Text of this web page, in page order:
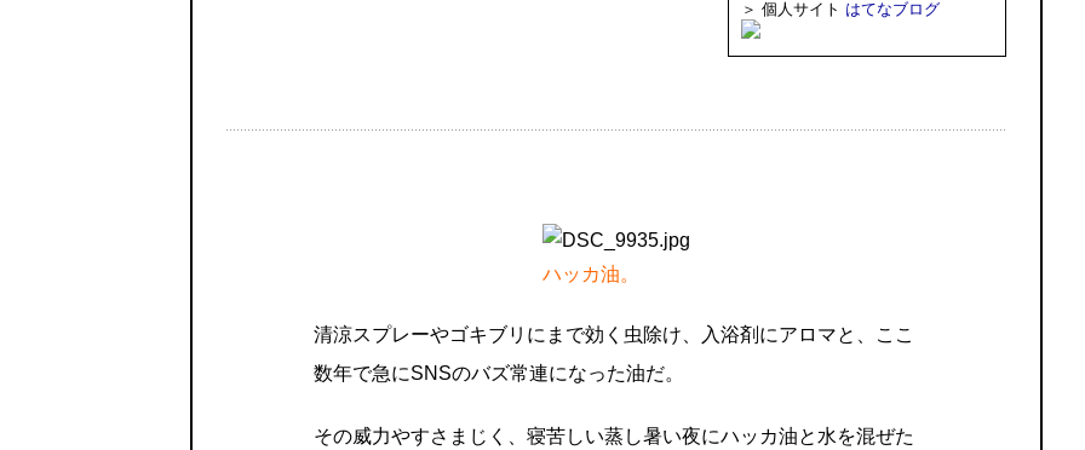
＞ 個人サイト はてなブログ
ハッカ油。
清涼スプレーやゴキブリにまで効く虫除け、入浴剤にアロマと、ここ
数年で急にSNSのバズ常連になった油だ。
その威力やすさまじく、寝苦しい蒸し暑い夜にハッカ油と水を混ぜた